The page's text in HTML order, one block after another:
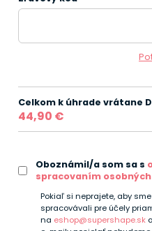
Celkom k úhrade vrátane
44,90 €
Oboznámil/a som sa s
spracovaním
Pokiaľ si neprajete, aby
spracovávali pre účely
na eshop@supershape.sk